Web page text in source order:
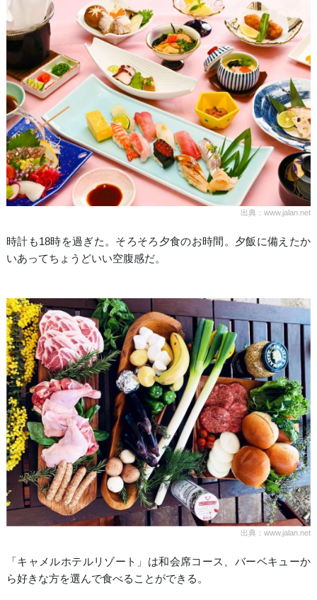
出典：www.jalan.net
時計も18時を過ぎた。そろそろ夕食のお時間。夕飯に備えたか
いあってちょうどいい空腹感だ。
出典：www.jalan.net
「キャメルホテルリゾート」は和会席コース、バーベキューか
ら好きな方を選んで食べることができる。